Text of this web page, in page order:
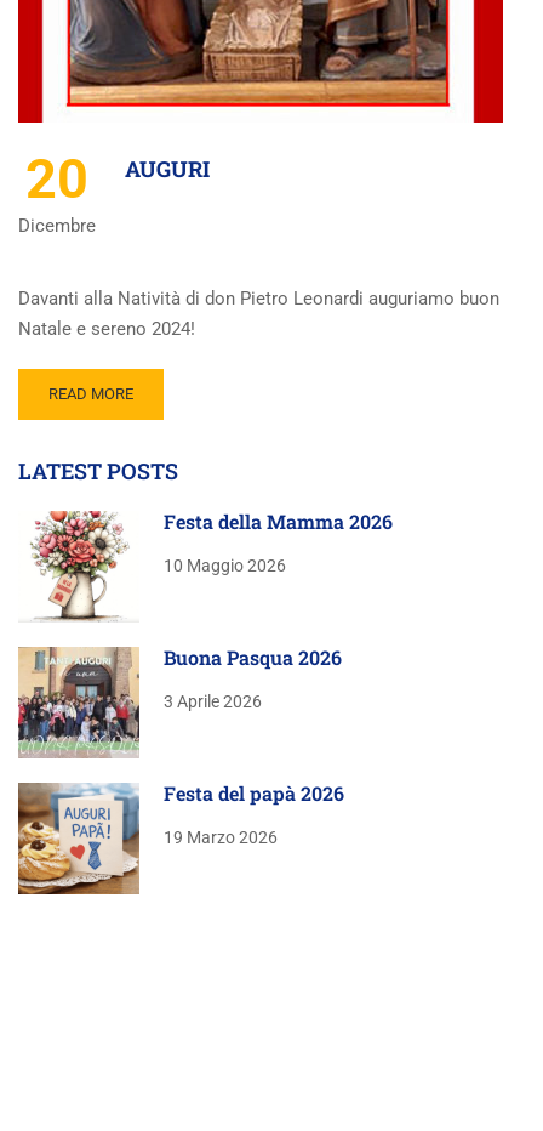
20
Dicembre
AUGURI
Davanti alla Natività di don Pietro Leonardi auguriamo buon
Natale e sereno 2024!
READ MORE
LATEST POSTS
Festa della Mamma 2026
10 Maggio 2026
Buona Pasqua 2026
3 Aprile 2026
Festa del papà 2026
19 Marzo 2026